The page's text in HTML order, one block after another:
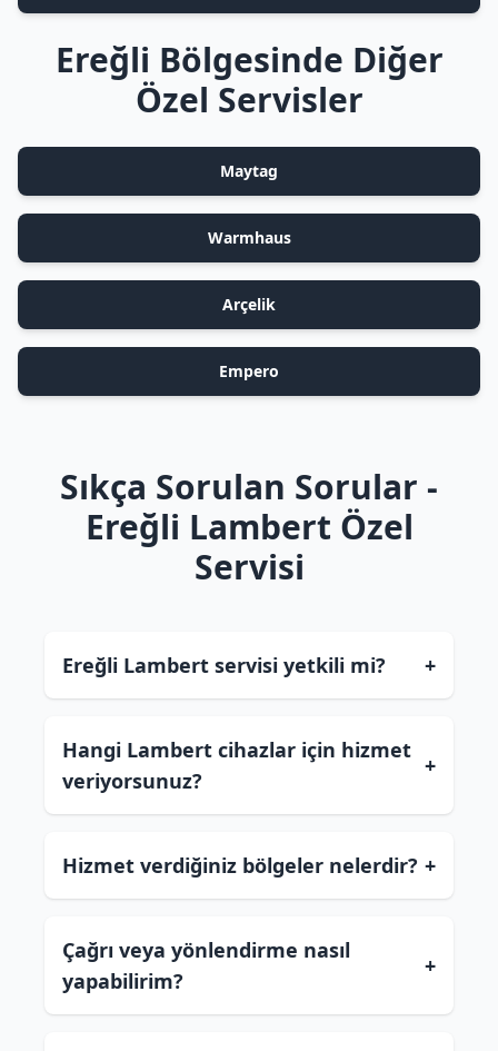
Ereğli Bölgesinde Diğer
Özel Servisler
Maytag
Warmhaus
Arçelik
Empero
Sıkça Sorulan Sorular -
Ereğli Lambert Özel
Servisi
Ereğli Lambert servisi yetkili mi? +
Hangi Lambert cihazlar için hizmet
veriyorsunuz?
+
Hizmet verdiğiniz bölgeler nelerdir? +
Çağrı veya yönlendirme nasıl
yapabilirim?
+